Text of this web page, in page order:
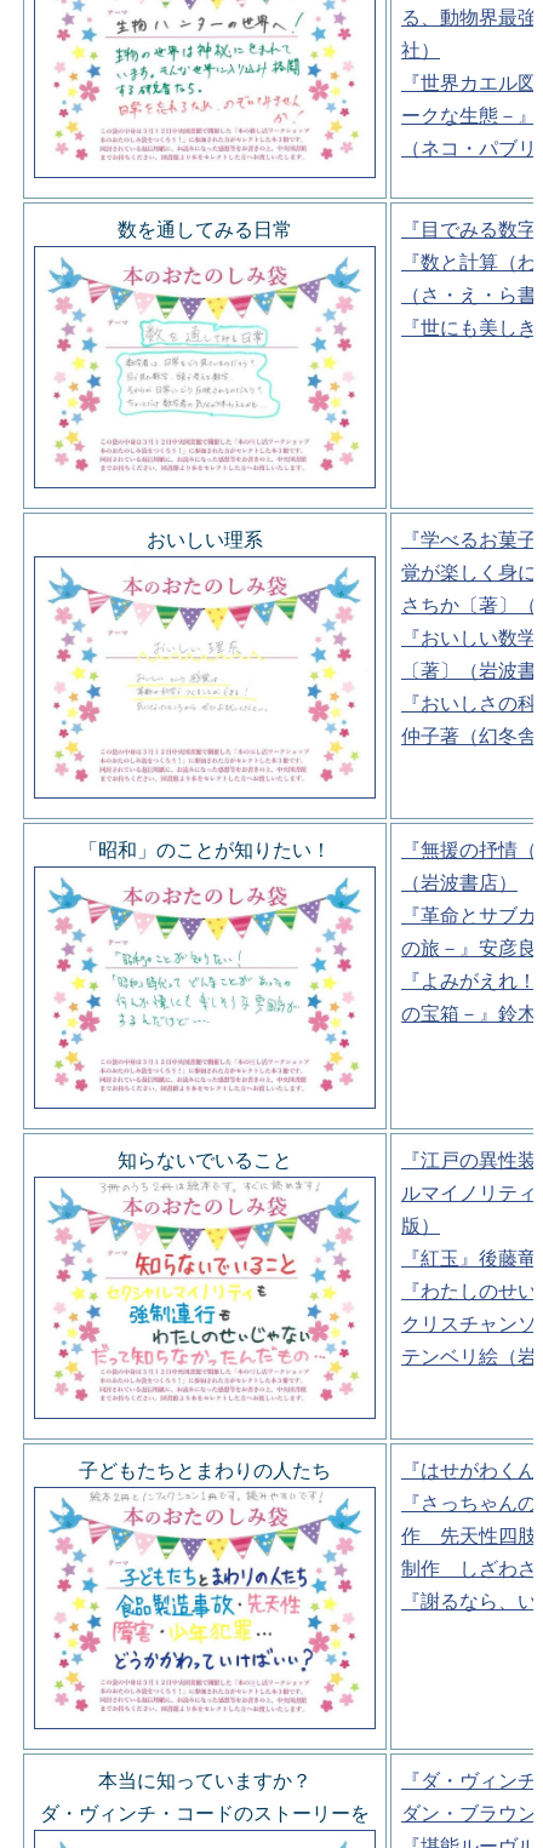
る、動物界最
社）
『世界カエル
ークな生態－
（ネコ・パブ
数を通してみる日常
『目でみる数
『数と計算（
（さ・え・ら
『世にも美し
おいしい理系
『学べるお菓
覚が楽しく身
さちか〔著〕
『おいしい数
〔著〕（岩波
『おいしさの
仲子著（幻冬舎)
「昭和」のことが知りたい！
『無援の抒情
（岩波書店）
『革命とサブ
の旅－』安彦
『よみがえれ
の宝箱－』鈴
知らないでいること
『江戸の異性
ルマイノリテ
版）
『紅玉』後藤
『わたしのせ
クリスチャン
テンベリ絵（岩
子どもたちとまわりの人たち
『はせがわく
『さっちゃん
作 先天性四肢
制作 しざわさ
『謝るなら、
本当に知っていますか？
ダ・ヴィンチ・コードのストーリーを
『ダ・ヴィン
ダン・ブラウ